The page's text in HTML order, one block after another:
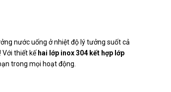
nước uống ở nhiệt độ lý tưởng suốt cả
Với thiết kế hai lớp inox 304 kết hợp lớp
trong mọi hoạt động.